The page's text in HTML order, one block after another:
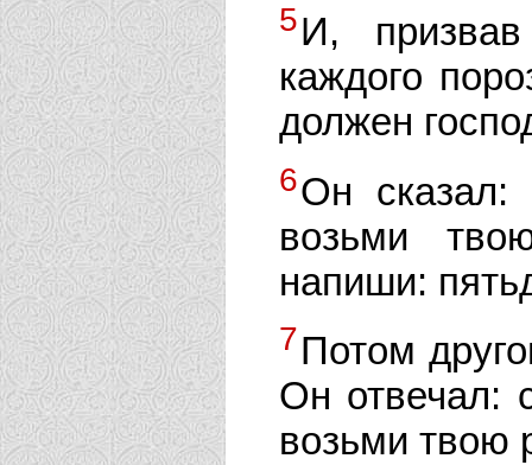
5И, призвав
каждого
должен
6Он
возьми
напиши:
7Потом
Он отвечал:
возьми твою